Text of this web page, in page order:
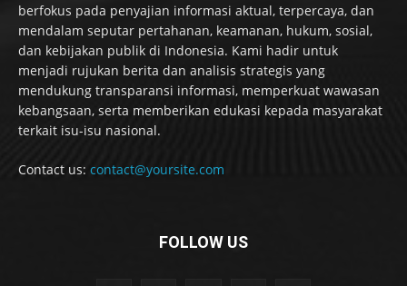
berfokus pada penyajian informasi aktual, terpercaya, dan
mendalam seputar pertahanan, keamanan, hukum, sosial,
dan kebijakan publik di Indonesia. Kami hadir untuk
menjadi rujukan berita dan analisis strategis yang
mendukung transparansi informasi, memperkuat wawasan
kebangsaan, serta memberikan edukasi kepada masyarakat
terkait isu-isu nasional.
Contact us: contact@yoursite.com
FOLLOW US